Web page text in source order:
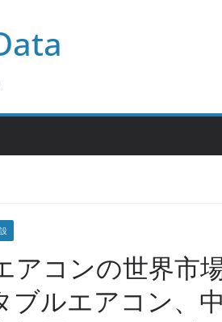
アコンの世界市
ブルエアコン、